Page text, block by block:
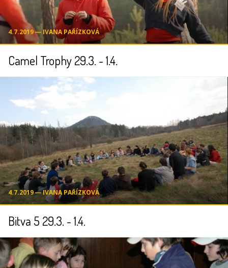
4.7.2019 ― IVANA PAŘÍZKOVÁ
Camel Trophy 29.3. - 1.4.
4.7.2019 ― IVANA PAŘÍZKOVÁ
Bitva 5 29.3. - 1.4.